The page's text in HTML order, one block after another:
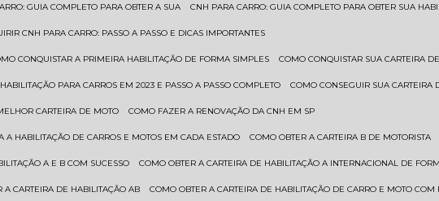
GUIA COMPLETO PARA OBTER A SUA CNH PARA CARRO: GUIA COMPLETO PARA OBTER SUA
CNH PARA CARRO: PASSO A PASSO E DICAS IMPORTANTES
CONQUISTAR A PRIMEIRA HABILITAÇÃO DE FORMA SIMPLES COMO CONQUISTAR SUA CARTEIRA
HABILITAÇÃO PARA CARROS EM 2023 E PASSO A PASSO COMPLETO COMO CONSEGUIR SUA CARTEIRA
CARTEIRA DE MOTO COMO FAZER A RENOVAÇÃO DA CNH EM SP
A HABILITAÇÃO DE CARROS E MOTOS EM CADA ESTADO COMO OBTER A CARTEIRA B DE MOTORISTA
A E B COM SUCESSO COMO OBTER A CARTEIRA DE HABILITAÇÃO A INTERNACIONAL DE
A CARTEIRA DE HABILITAÇÃO AB COMO OBTER A CARTEIRA DE HABILITAÇÃO DE CARRO E MOTO COM